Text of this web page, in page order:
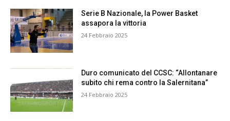
Serie B Nazionale, la Power Basket
assapora la vittoria
24 Febbraio 2025
Duro comunicato del CCSC: “Allontanare
subito chi rema contro la Salernitana”
24 Febbraio 2025